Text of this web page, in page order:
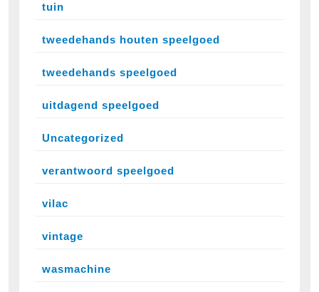
tuin
tweedehands houten speelgoed
tweedehands speelgoed
uitdagend speelgoed
Uncategorized
verantwoord speelgoed
vilac
vintage
wasmachine